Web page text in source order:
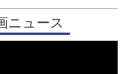
ニュース